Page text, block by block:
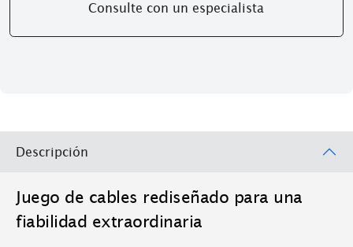
Consulte con un especialista
Descripción
Juego de cables rediseñado para una
fiabilidad extraordinaria